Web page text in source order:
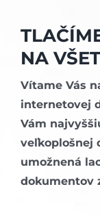
NA
Vítame Vás
internetovej
Vám
veľkoplošnej
umožnená
dokumentov